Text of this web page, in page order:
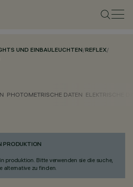
UND EINBAULEUCHTEN/REFLEX/
PHOTOMETRISCHE DATEN ELEKTRISCHE
PRODUKTION
produktion. Bitte verwenden sie die suche,
alternative zu finden.